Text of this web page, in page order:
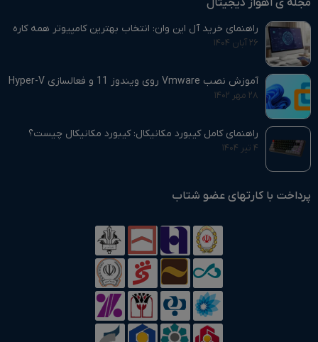
مجله ی اهواز دیجیتال
راهنمای خرید آل این وان: انتخاب بهترین کامپیوتر همه‌ کاره
۲۶ آبان ۱۴۰۴
آموزش نصب Vmware روی ویندوز 11 و فعالسازی Hyper-V
۲۸ مهر ۱۴۰۲
راهنمای کامل کیبورد مکانیکال: کیبورد مکانیکال چیست؟
۴ تیر ۱۴۰۴
پرداخت با کارتهای عضو شتاب